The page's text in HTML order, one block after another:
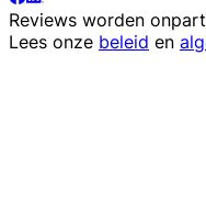
Reviews worden
Lees onze beleid en